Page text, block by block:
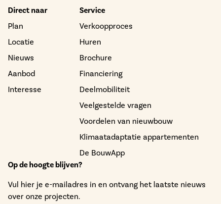
Direct naar
Plan
Locatie
Nieuws
Aanbod
Interesse
Service
Verkoopproces
Huren
Brochure
Financiering
Deelmobiliteit
Veelgestelde vragen
Voordelen van nieuwbouw
Klimaatadaptatie appartementen
De BouwApp
Op de hoogte blijven?
Vul hier je e-mailadres in en ontvang het laatste nieuws
over onze projecten.